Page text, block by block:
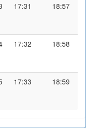
17:31 18:57
17:32 18:58
17:33 18:59